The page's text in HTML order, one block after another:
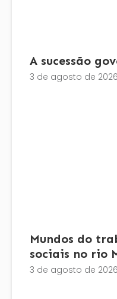
A sucessão
3 de agosto de 2026
Mundos do
sociais no rio
3 de agosto de 2026